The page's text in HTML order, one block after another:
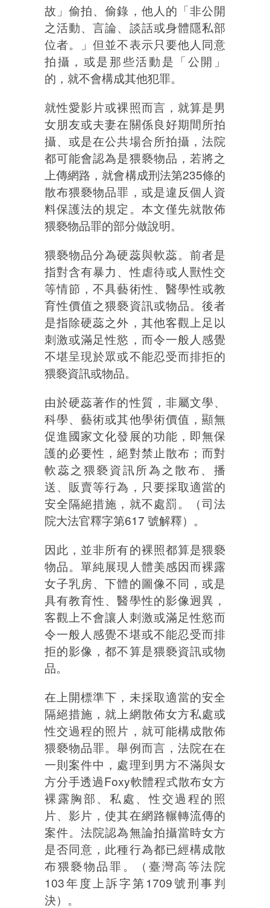
故」偷拍、偷錄，他人的「非公開
之活動、言論、談話或身體隱私部
位者。」但並不表示只要他人同意
拍攝，或是那些活動是「公開」
的，就不會構成其他犯罪。
就性愛影片或裸照而言，就算是男
女朋友或夫妻在關係良好期間所拍
攝、或是在公共場合所拍攝，法院
都可能會認為是猥褻物品，若將之
上傳網路，就會構成刑法第235條的
散布猥褻物品罪，或是違反個人資
料保護法的規定。本文僅先就散佈
猥褻物品罪的部分做說明。
猥褻物品分為硬蕊與軟蕊。前者是
指對含有暴力、性虐待或人獸性交
等情節，不具藝術性、醫學性或教
育性價值之猥褻資訊或物品。後者
是指除硬蕊之外，其他客觀上足以
刺激或滿足性慾，而令一般人感覺
不堪呈現於眾或不能忍受而排拒的
猥褻資訊或物品。
由於硬蕊著作的性質，非屬文學、
科學、藝術或其他學術價值，顯無
促進國家文化發展的功能，即無保
護的必要性，絕對禁止散布；而對
軟蕊之猥褻資訊所為之散布、播
送、販賣等行為，只要採取適當的
安全隔絕措施，就不處罰。（司法
院大法官釋字第617 號解釋）。
因此，並非所有的裸照都算是猥褻
物品。單純展現人體美感因而裸露
女子乳房、下體的圖像不同，或是
具有教育性、醫學性的影像迥異，
客觀上不會讓人刺激或滿足性慾而
令一般人感覺不堪或不能忍受而排
拒的影像，都不算是猥褻資訊或物
品。
在上開標準下，未採取適當的安全
隔絕措施，就上網散佈女方私處或
性交過程的照片，就可能構成散佈
猥褻物品罪。舉例而言，法院在在
一則案件中，處理到男方不滿與女
方分手透過Foxy軟體程式散布女方
裸露胸部、私處、性交過程的照
片、影片，使其在網路輾轉流傳的
案件。法院認為無論拍攝當時女方
是否同意，此種行為都已經構成散
布猥褻物品罪。（臺灣高等法院
103年度上訴字第1709號刑事判
決）。